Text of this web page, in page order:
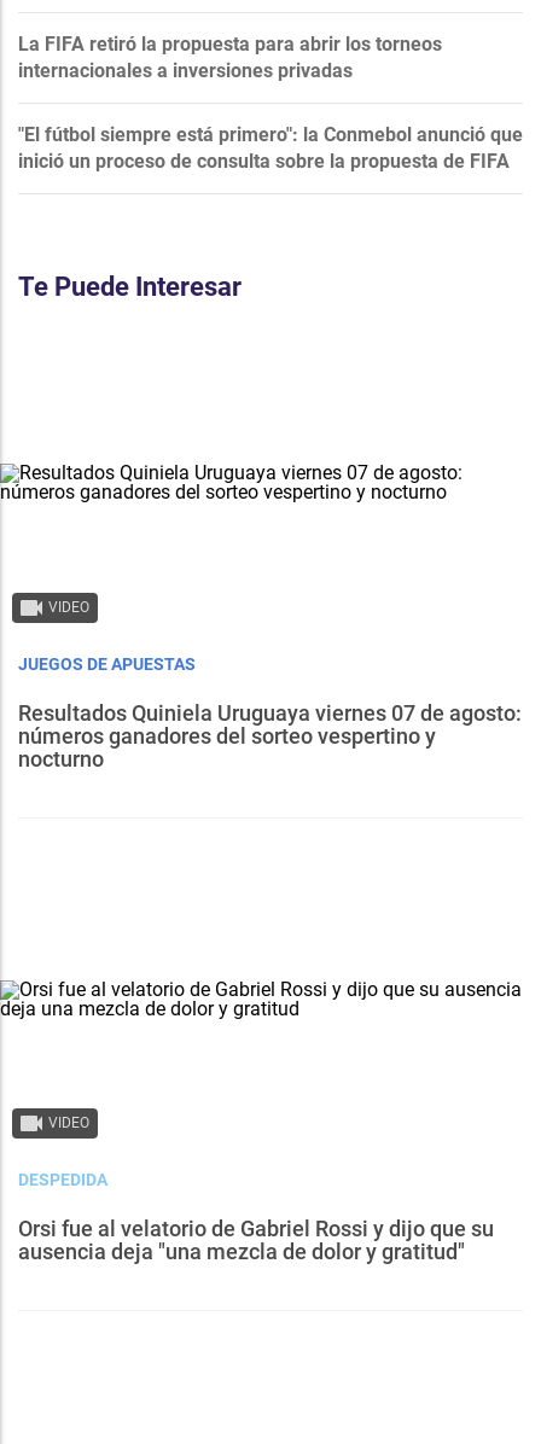
La FIFA retiró la propuesta para abrir los torneos
internacionales a inversiones privadas
"El fútbol siempre está primero": la Conmebol anunció que
inició un proceso de consulta sobre la propuesta de FIFA
Te Puede Interesar
VIDEO
JUEGOS DE APUESTAS
Resultados Quiniela Uruguaya viernes 07 de agosto:
números ganadores del sorteo vespertino y
nocturno
VIDEO
DESPEDIDA
Orsi fue al velatorio de Gabriel Rossi y dijo que su
ausencia deja "una mezcla de dolor y gratitud"